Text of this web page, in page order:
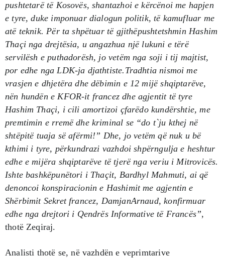
pushtetarë të Kosovës, shantazhoi e kërcënoi me hapjen
e tyre, duke imponuar dialogun politik, të kamufluar me
atë teknik. Për ta shpëtuar të gjithëpushtetshmin Hashim
Thaçi nga drejtësia, u angazhua një lukuni e tërë
servilësh e puthadorësh, jo vetëm nga soji i tij majtist,
por edhe nga LDK-ja djathtiste.Tradhtia nismoi me
vrasjen e dhjetëra dhe dëbimin e 12 mijë shqiptarëve,
nën hundën e KFOR-it francez dhe agjentit të tyre
Hashim Thaçi, i cili amortizoi çfarëdo kundërshtie, me
premtimin e rremë dhe kriminal se “do t`ju kthej në
shtëpitë tuaja së afërmi!” Dhe, jo vetëm që nuk u bë
kthimi i tyre, përkundrazi vazhdoi shpërngulja e heshtur
edhe e mijëra shqiptarëve të tjerë nga veriu i Mitrovicës.
Ishte bashkëpunëtori i Thaçit, Bardhyl Mahmuti, ai që
denoncoi konspiracionin e Hashimit me agjentin e
Shërbimit Sekret francez, DamjanArnaud, konfirmuar
edhe nga drejtori i Qendrës Informative të Francës”,
thotë Zeqiraj.
Analisti thotë se, në vazhdën e veprimtarive